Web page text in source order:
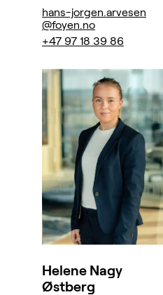
hans-jorgen.arvesen
@foyen.no
+47 97 18 39 86
Helene Nagy
Østberg